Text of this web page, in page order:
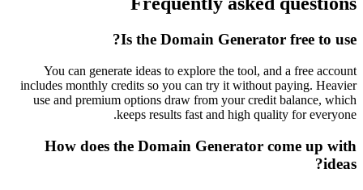
Is the Domain Generator free to use?
You can generate ideas to explore the tool, and a free account
includes monthly credits so you can try it without paying. Heavier
use and premium options draw from your credit balance, which
keeps results fast and high quality for everyone.
How does the Domain Generator come up with
ideas?